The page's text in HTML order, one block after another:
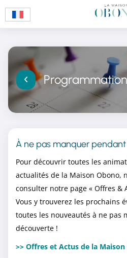
À ne pas manquer
Pour découvrir toutes les
actualités de la Maison Obono,
consulter notre page « Offres &
Vous y trouverez les prochains
toutes les nouveautés à ne pas
découverte !
>> Offres et Actus de la Maison